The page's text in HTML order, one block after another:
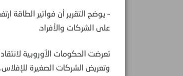
على الشركات والأفراد.
تعرضت الحكومات الأوروبية
وتعريض الشركات الصغيرة